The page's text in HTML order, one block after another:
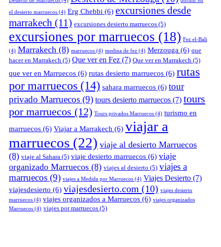
el desierto marruecos (4) Erg Chebbi (6) excursiones desde
marrakech (11) excursiones desierto marruecos (5)
excursiones por marruecos (18) Fez el-Bali
(4) Marrakech (8) marruecos (4) medina de fez (4) Merzouga (6) que
hacer en Marrakech (5) Que ver en Fez (7) Que ver en Marrakech (5)
que ver en Marruecos (6) rutas desierto marruecos (6) rutas
por marruecos (14) sahara marruecos (6) tour
privado Marruecos (9) tours desierto marruecos (7) tours
por marruecos (12) Tours privados Marruecos (4) turismo en
marruecos (6) Viajar a Marrakech (6) viajar a
marruecos (22) viaje al desierto Marruecos
(8) viaje al Sahara (5) viaje desierto marruecos (6) viaje
organizado Marruecos (8) viajes al desierto (5) viajes a
marruecos (9) viajes a Medida por Marruecos (4) Viajes Desierto (7)
viajesdesierto (6) viajesdesierto.com (10) viajes desierto
marruecos (4) viajes organizados a Marruecos (6) viajes organizados
Marruecos (4) viajes por marruecos (5)